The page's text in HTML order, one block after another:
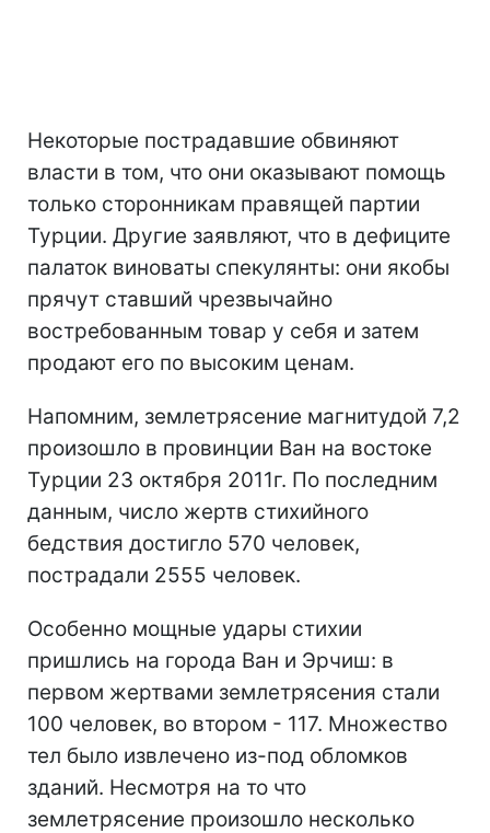
Некоторые пострадавшие обвиняют
власти в том, что они оказывают помощь
только сторонникам правящей партии
Турции. Другие заявляют, что в дефиците
палаток виноваты спекулянты: они якобы
прячут ставший чрезвычайно
востребованным товар у себя и затем
продают его по высоким ценам.
Напомним, землетрясение магнитудой 7,2
произошло в провинции Ван на востоке
Турции 23 октября 2011г. По последним
данным, число жертв стихийного
бедствия достигло 570 человек,
пострадали 2555 человек.
Особенно мощные удары стихии
пришлись на города Ван и Эрчиш: в
первом жертвами землетрясения стали
100 человек, во втором - 117. Множество
тел было извлечено из-под обломков
зданий. Несмотря на то что
землетрясение произошло несколько